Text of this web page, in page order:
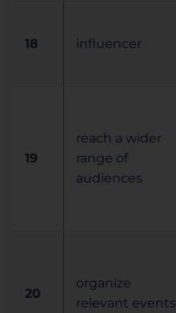
18 influencer
19
reach a wider
range of
audiences
20
organize
relevant events